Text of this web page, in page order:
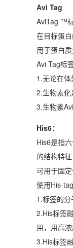
Avi Tag
AviTag ™
在目标蛋
用于蛋白
Avi Tag标
1.无论在
2.生物素化
3.生物素
His6：
His6是指
的结构特
可用于固
使用His-
1.标签的
2.His标签
用，用高
3.His标签